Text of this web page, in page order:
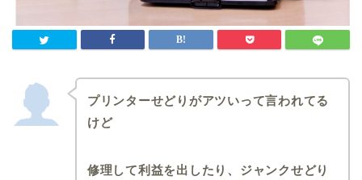
プリンターせどりがアツいって言われてる
けど
修理して利益を出したり、ジャンクせどり